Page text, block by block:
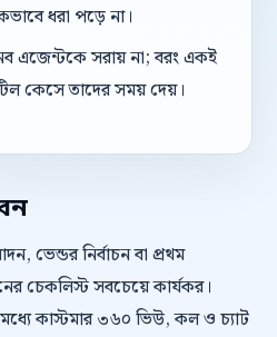
ধরা পড়ে না।
এজেন্টকে সরায় না; বরং একই
কেসে তাদের সময় দেয়।
ভেন্ডর নির্বাচন বা প্রথম
চেকলিস্ট সবচেয়ে কার্যকর।
কাস্টমার ৩৬০ ভিউ, কল ও চ্যাট